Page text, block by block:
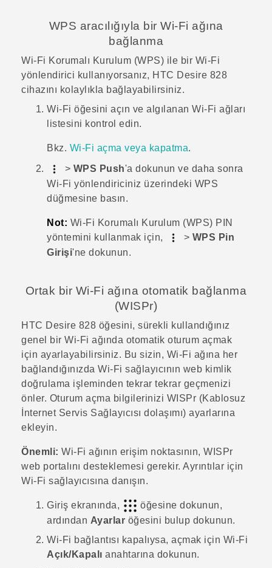
WPS aracılığıyla bir Wi‍-Fi ağına
bağlanma
Wi‍-Fi Korumalı Kurulum (WPS) ile bir Wi‍-Fi
yönlendirici kullanıyorsanız, HTC Desire 828
cihazını kolaylıkla bağlayabilirsiniz.
Wi‍-Fi öğesini açın ve algılanan Wi‍-Fi ağları
listesini kontrol edin.
Bkz. Wi‍-Fi açma veya kapatma.
> WPS Push'a dokunun ve daha sonra
Wi‍-Fi yönlendiriciniz üzerindeki WPS
düğmesine basın.
Not: Wi‍-Fi Korumalı Kurulum (WPS) PIN
yöntemini kullanmak için,
> WPS Pin
Girişi'ne dokunun.
Ortak bir Wi‍-Fi ağına otomatik bağlanma
(WISPr)
HTC Desire 828 öğesini, sürekli kullandığınız
genel bir Wi‍-Fi ağında otomatik oturum açmak
için ayarlayabilirsiniz. Bu sizin, Wi‍-Fi ağına her
bağlandığınızda Wi‍-Fi sağlayıcının web kimlik
doğrulama işleminden tekrar tekrar geçmenizi
önler. Oturum açma bilgilerinizi WISPr (Kablosuz
İnternet Servis Sağlayıcısı dolaşımı) ayarlarına
ekleyin.
Önemli: Wi‍-Fi ağının erişim noktasının, WISPr
web portalını desteklemesi gerekir. Ayrıntılar için
Wi‍-Fi sağlayıcısına danışın.
Giriş ekranında,
öğesine dokunun,
ardından Ayarlar öğesini bulup dokunun.
Wi‍-Fi bağlantısı kapalıysa, açmak için Wi‍-Fi
Açık/Kapalı anahtarına dokunun.